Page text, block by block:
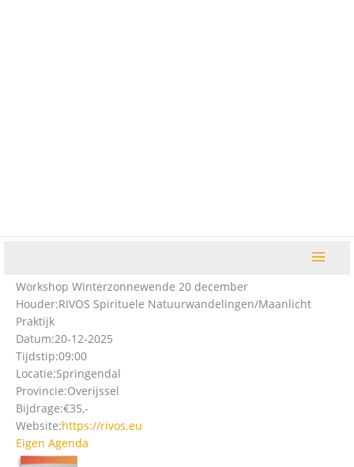
Workshop Winterzonnewende 20 december
Houder:RIVOS Spirituele Natuurwandelingen/Maanlicht
Praktijk
Datum:20-12-2025
Tijdstip:09:00
Locatie:Springendal
Provincie:Overijssel
Bijdrage:€35,-
Website:https://rivos.eu
Eigen Agenda